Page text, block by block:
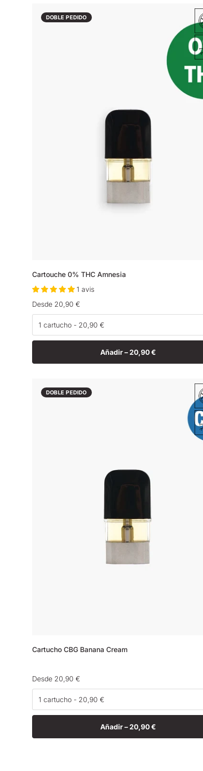
DOBLE PEDIDO
Cartouche 0% THC Amnesia
1 avis
Precio
habitual
Desde 20,90 €
Añadir –20,90 €
DOBLE PEDIDO
Cartucho CBG Banana Cream
Precio
habitual
Desde 20,90 €
Añadir –20,90 €